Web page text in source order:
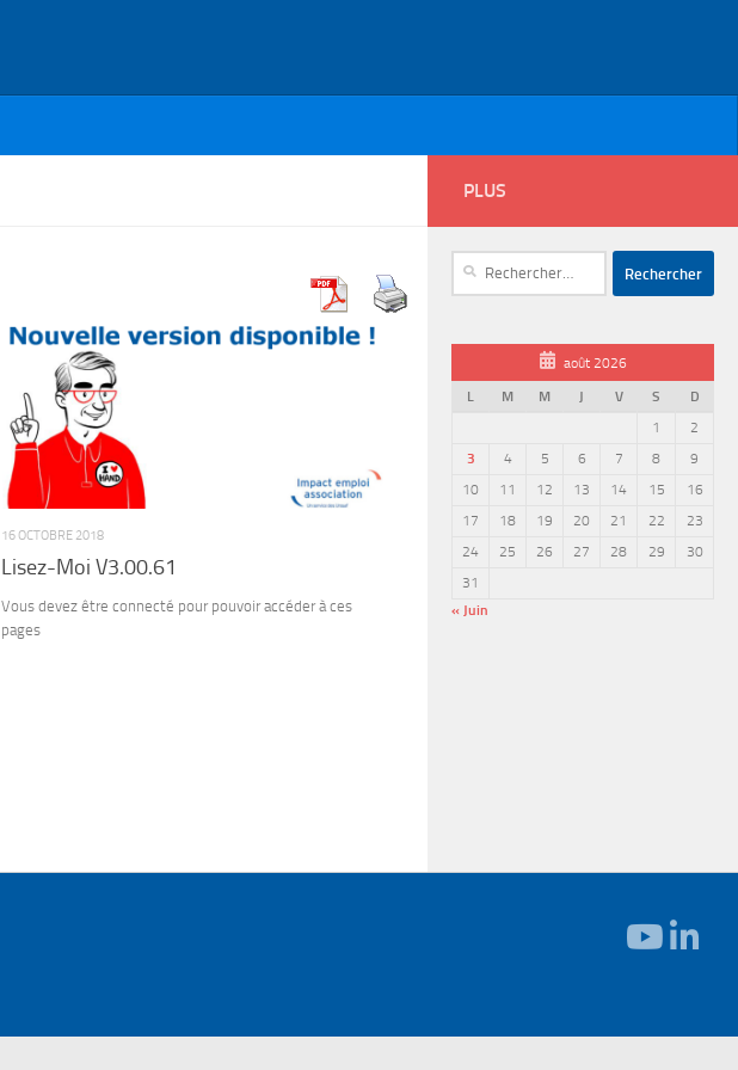
16 OCTOBRE 2018
Lisez-Moi V3.00.61
Vous devez être connecté pour pouvoir accéder à ces
pages
PLUS
août 2026
L
M M J V S
D
1
2
3
4 5 6 7 8
9
10
11 12 13 14 15
16
17
18 19 20 21 22
23
24
25 26 27 28 29
30
31
« Juin